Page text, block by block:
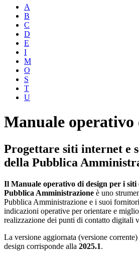
A
B
C
D
E
I
M
O
S
T
U
Manuale operativo
Progettare siti internet e
della Pubblica
Il Manuale operativo di design per i siti
Pubblica Amministrazione è uno
Pubblica Amministrazione e i suoi
indicazioni operative per orientare e
realizzazione dei punti di contatto digitali
La versione aggiornata (versione
design corrisponde alla 2025.1.